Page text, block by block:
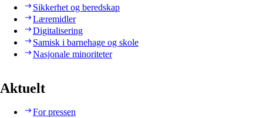
Sikkerhet og beredskap
Læremidler
Digitalisering
Samisk i barnehage og skole
Nasjonale minoriteter
Aktuelt
For pressen